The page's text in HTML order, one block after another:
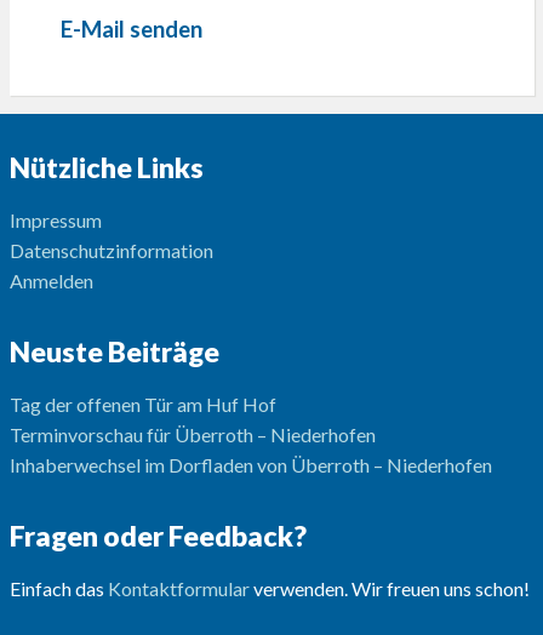
E-Mail senden
Nützliche Links
Impressum
Datenschutzinformation
Anmelden
Neuste Beiträge
Tag der offenen Tür am Huf Hof
Terminvorschau für Überroth – Niederhofen
Inhaberwechsel im Dorfladen von Überroth – Niederhofen
Fragen oder Feedback?
Einfach das Kontaktformularverwenden. Wir freuen uns schon!